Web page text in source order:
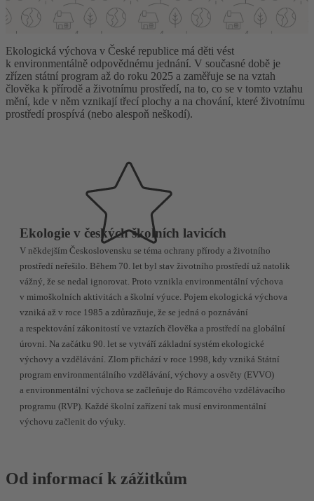
Ekologická výchova v České republice má děti vést
k environmentálně odpovědnému jednání. V současné době je
zřízen státní program až do roku 2025 a zaměřuje se na vztah
člověka k přírodě a životnímu prostředí, na to, co se v tomto vztahu
mění, kde v něm vznikají třecí plochy a na chování, které životnímu
prostředí prospívá (nebo alespoň neškodí).
Ekologie v českých školních lavicích
V někdejším Československu se téma ochrany přírody a životního
prostředí neřešilo. Během 70. let byl stav životního prostředí už natolik
vážný, že se nedal ignorovat. Proto vznikla environmentální výchova
v mimoškolních aktivitách a školní výuce. Pojem ekologická výchova
vzniká až v roce 1985 a zdůrazňuje, že se jedná o poznávání
a respektování zákonitostí ve vztazích člověka a prostředí na globální
úrovni. Na začátku 90. let se vytváří základní systém ekologické
výchovy a vzdělávání. Zlom přichází v roce 1998, kdy vzniká Státní
program environmentálního vzdělávání, výchovy a osvěty (EVVO)
a environmentální výchova se začleňuje do Rámcového vzdělávacího
programu (RVP). Každé školní zařízení tak musí environmentální
výchovu začlenit do výuky.
Od informací k zážitkům